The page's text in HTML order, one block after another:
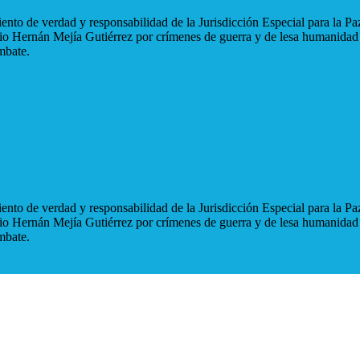
de verdad y responsabilidad de la Jurisdicción Especial para la
Mejía Gutiérrez por crímenes de guerra y de lesa
de verdad y responsabilidad de la Jurisdicción Especial para la
Mejía Gutiérrez por crímenes de guerra y de lesa